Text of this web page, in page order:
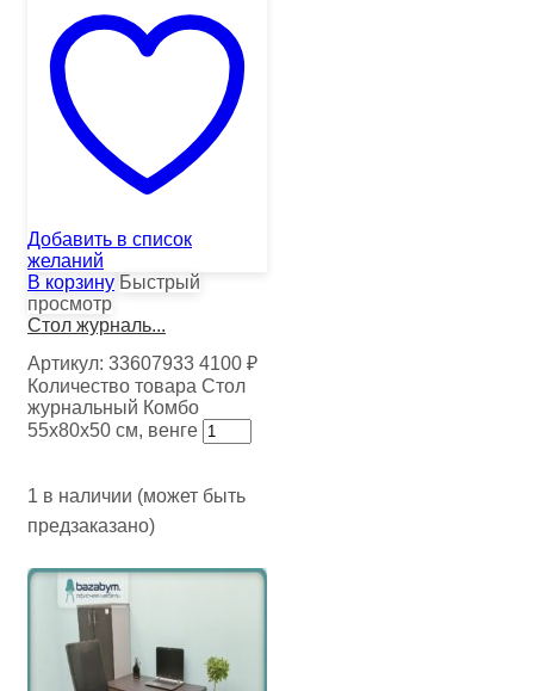
Добавить в список
желаний
В корзину Быстрый
просмотр
Стол журналь...
Артикул: 33607933 4100 ₽
Количество товара Стол
журнальный Комбо
55х80х50 см, венге
1 в наличии (может быть
предзаказано)